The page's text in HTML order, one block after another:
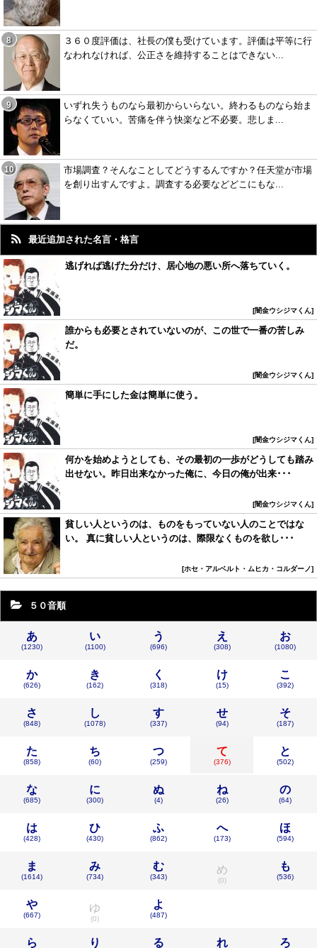
３６０度評価は、社長の僕も受けています。評価は平等に行
なわれなければ、公正さを維持することはできない...
いずれ失うものなら最初からいらない。終わるものなら始ま
らなくていい。苦痛を伴う快楽など不必要。悲しま...
市場調査？そんなことしてどうするんですか？任天堂が市場
を創り出すんですよ。調査する必要などどこにもな...
最近追加された名言・格言
逃げれば逃げた分だけ、居心地の悪い所へ落ちていく。
闇金ウシジマくん
誰からも必要とされていないのが、この世で一番の苦しみ
だ。
闇金ウシジマくん
簡単に手にした金は簡単に使う。
闇金ウシジマくん
何かを始めようとしても、その最初の一歩がどうしても踏み
出せない。昨日出来なかった俺に、今日の俺が出来･･･
闇金ウシジマくん
貧しい人というのは、ものをもっていない人のことではな
い。 真に貧しい人というのは、際限なくものを欲し･･･
ホセ・アルベルト・ムヒカ・コルダーノ
５０音順
あ
(1230)
い
(1100)
う
(696)
え
(308)
お
(1080)
か
(626)
き
(162)
く
(318)
け
(15)
こ
(392)
さ
(848)
し
(1078)
す
(337)
せ
(94)
そ
(187)
た
(858)
ち
(60)
つ
(259)
て
(376)
と
(502)
な
(685)
に
(300)
ぬ
(4)
ね
(26)
の
(64)
は
(428)
ひ
(430)
ふ
(862)
へ
(173)
ほ
(594)
ま
(1614)
み
(734)
む
(343)
め
(0)
も
(536)
や
(667)
ゆ
(0)
よ
(487)
ら り る れ ろ